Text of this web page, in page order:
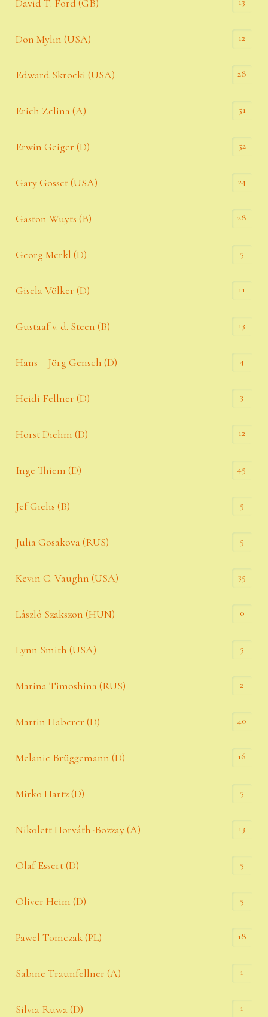
David T. Ford (GB)
Don Mylin (USA) 12
Edward Skrocki (USA) 28
Erich Zelina (A) 51
Erwin Geiger (D) 52
Gary Gosset (USA) 24
Gaston Wuyts (B) 28
Georg Merkl (D) 5
Gisela Völker (D) 11
Gustaaf v. d. Steen (B) 13
Hans – Jörg Gensch (D) 4
Heidi Fellner (D) 3
Horst Diehm (D) 12
Inge Thiem (D) 45
Jef Gielis (B) 5
Julia Gosakova (RUS) 5
Kevin C. Vaughn (USA) 35
László Szakszon (HUN) 0
Lynn Smith (USA) 5
Marina Timoshina (RUS) 2
Martin Haberer (D) 40
Melanie Brüggemann (D) 16
Mirko Hartz (D) 5
Nikolett Horváth-Bozzay (A) 13
Olaf Essert (D) 5
Oliver Heim (D) 5
Pawel Tomczak (PL) 18
Sabine Traunfellner (A) 1
Silvia Ruwa (D) 1